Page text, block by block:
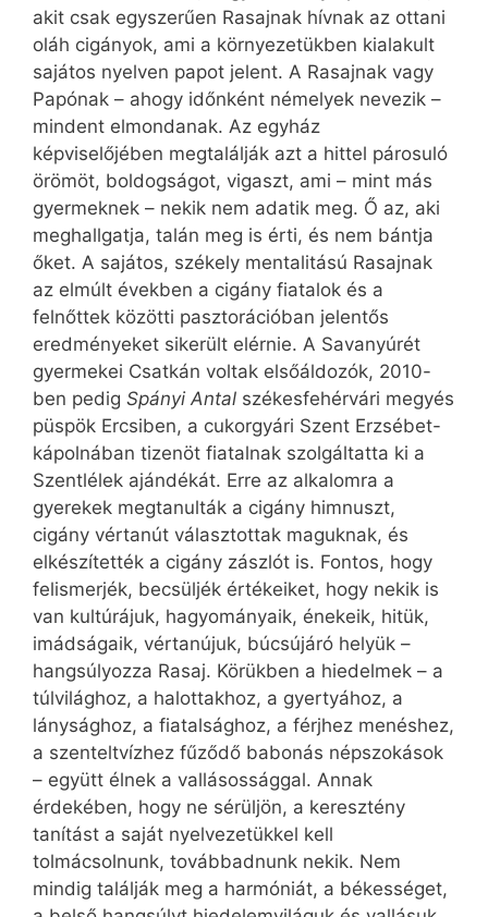
akit csak egyszerűen Rasajnak hívnak az ottani
oláh cigányok, ami a környezetükben kialakult
sajátos nyelven papot jelent. A Rasajnak vagy
Papónak – ahogy időnként némelyek nevezik –
mindent elmondanak. Az egyház
képviselőjében megtalálják azt a hittel párosuló
örömöt, boldogságot, vigaszt, ami – mint más
gyermeknek – nekik nem adatik meg. Ő az, aki
meghallgatja, talán meg is érti, és nem bántja
őket. A sajátos, székely mentalitású Rasajnak
az elmúlt években a cigány fiatalok és a
felnőttek közötti pasztorációban jelentős
eredményeket sikerült elérnie. A Savanyúrét
gyermekei Csatkán voltak elsőáldozók, 2010-
ben pedig Spányi Antal székesfehérvári megyés
püspök Ercsiben, a cukorgyári Szent Erzsébet-
kápolnában tizenöt fiatalnak szolgáltatta ki a
Szentlélek ajándékát. Erre az alkalomra a
gyerekek megtanulták a cigány himnuszt,
cigány vértanút választottak maguknak, és
elkészítették a cigány zászlót is. Fontos, hogy
felismerjék, becsüljék értékeiket, hogy nekik is
van kultúrájuk, hagyományaik, énekeik, hitük,
imádságaik, vértanújuk, búcsújáró helyük –
hangsúlyozza Rasaj. Körükben a hiedelmek – a
túlvilághoz, a halottakhoz, a gyertyához, a
lánysághoz, a fiatalsághoz, a férjhez menéshez,
a szenteltvízhez fűződő babonás népszokások
– együtt élnek a vallásossággal. Annak
érdekében, hogy ne sérüljön, a keresztény
tanítást a saját nyelvezetükkel kell
tolmácsolnunk, továbbadnunk nekik. Nem
mindig találják meg a harmóniát, a békességet,